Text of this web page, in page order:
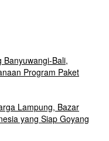
Banyuwangi-Bali,
Program Paket
Lampung, Bazar
yang Siap Goyang